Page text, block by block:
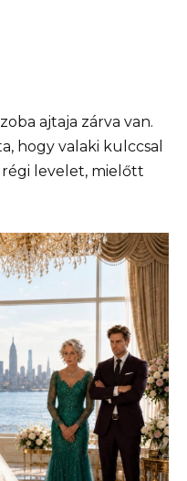
ajtaja zárva van.
hogy valaki kulccsal
levelet, mielőtt